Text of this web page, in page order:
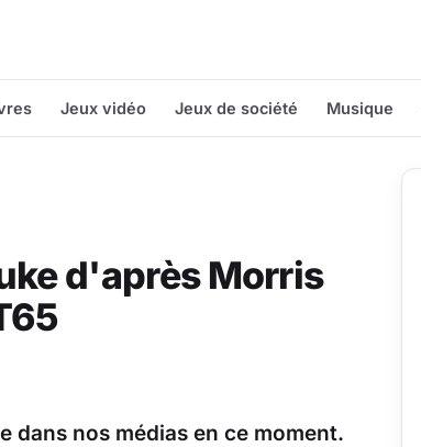
Jeux vidéo Jeux de société Musique
d'après Morris
dans nos médias en ce moment.